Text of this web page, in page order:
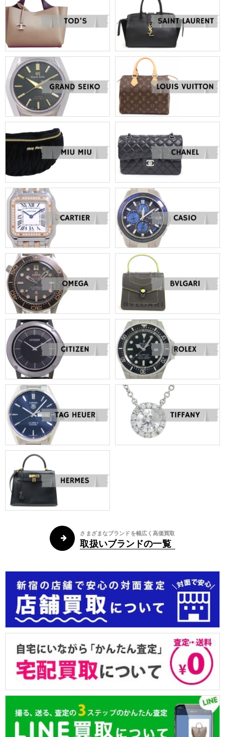
さまざまなブランドを幅広く高価買取
取扱いブランドの一覧